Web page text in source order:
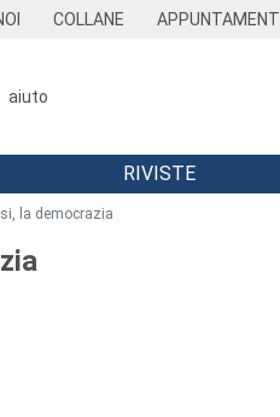
COLLANE APPUNTAMENTI
aiuto
RIVISTE
la democrazia